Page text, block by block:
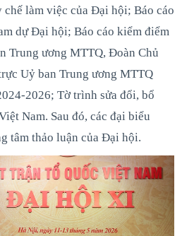
làm việc của Đại hội; Báo cáo
dự Đại hội; Báo cáo kiểm điểm
Trung ương MTTQ, Đoàn Chủ
Uỷ ban Trung ương MTTQ
2026; Tờ trình sửa đổi, bổ
Nam. Sau đó, các đại biểu
tâm thảo luận của Đại hội.